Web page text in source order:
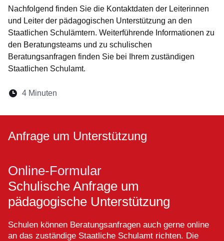
Nachfolgend finden Sie die Kontaktdaten der Leiterinnen
und Leiter der pädagogischen Unterstützung an den
Staatlichen Schulämtern. Weiterführende Informationen zu
den Beratungsteams und zu schulischen
Beratungsanfragen finden Sie bei Ihrem zuständigen
Staatlichen Schulamt.
Lesedauer:
4 Minuten
Anfrage um Unterstützung
Online-Formular
Schulische Anfrage um
pädagogische Unterstützung
Schulen können Beratungsanfragen auch gerne online
an das zuständige Staatliche Schulamt richten. Die